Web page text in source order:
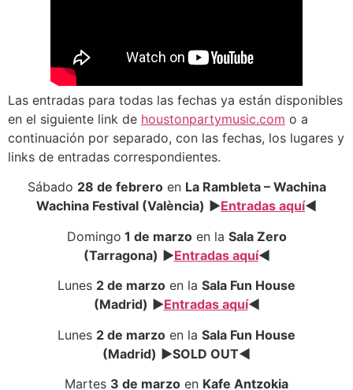
Las entradas para todas las fechas ya están disponibles
en el siguiente link de houstonpartymusic.com o a
continuación por separado, con las fechas, los lugares y
links de entradas correspondientes.
Sábado 28 de febreroen La Rambleta – Wachina
Wachina Festival (València) ►Entradas aquí◄
Domingo 1 de marzoen la Sala Zero
(Tarragona) ►Entradas aquí◄
Lunes 2 de marzo en la Sala Fun House
(Madrid) ►Entradas aquí◄
Lunes 2 de marzo en la Sala Fun House
(Madrid) ►SOLD OUT◄
Martes 3 de marzo en Kafe Antzokia